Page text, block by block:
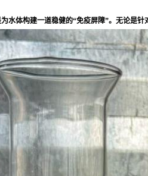
体构建一道稳健的“免疫屏障”。无论是